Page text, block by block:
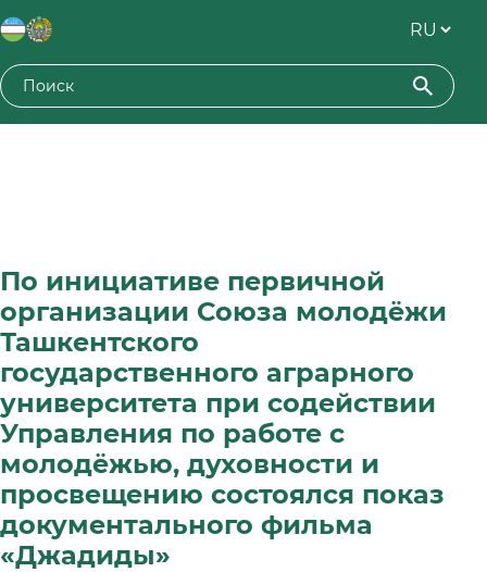
По инициативе первичной
организации Союза молодёжи
Ташкентского
государственного аграрного
университета при содействии
Управления по работе с
молодёжью, духовности и
просвещению состоялся показ
документального фильма
«Джадиды»